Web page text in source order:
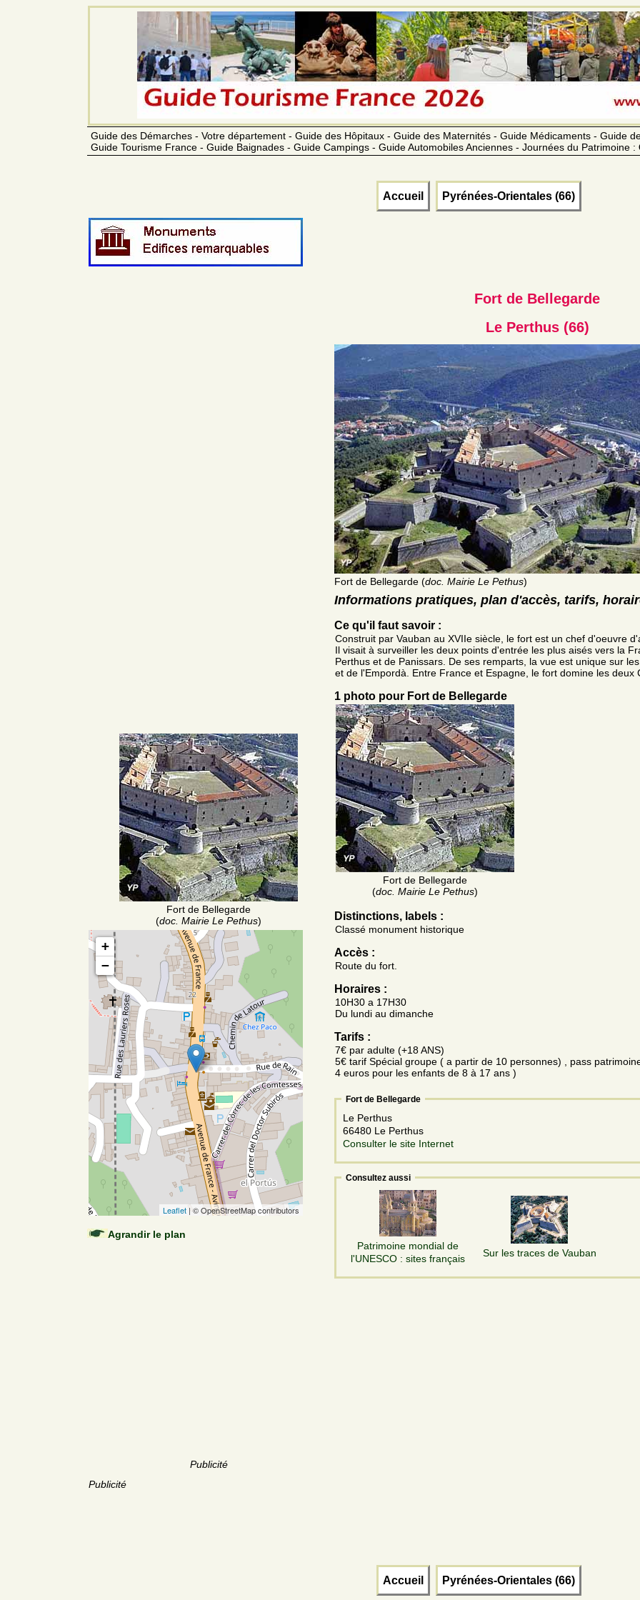
Guide des Démarches - Votre département - Guide des Hôpitaux - Guide des Maternités - Guide Médicaments - Guide
Guide Tourisme France - Guide Baignades - Guide Campings - Guide Automobiles Anciennes - Journées du Patrimoine :
Accueil Pyrénées-Orientales (66)
Fort de Bellegarde
(doc. Mairie Le Pethus)
+
−
Leaflet | © OpenStreetMap contributors
Agrandir le plan
Publicité
Fort de Bellegarde
Le Perthus (66)
Fort de Bellegarde (doc. Mairie Le Pethus)
Informations pratiques, plan d'accès, tarifs,
Ce qu'il faut savoir :
Construit par Vauban au XVIIe siècle, le fort est un chef d'oeuvre
Il visait à surveiller les deux points d'entrée les plus aisés vers la
Perthus et de Panissars. De ses remparts, la vue est unique sur
et de l'Empordà. Entre France et Espagne, le fort domine les deux
1 photo pour Fort de Bellegarde
Fort de Bellegarde
(doc. Mairie Le Pethus)
Distinctions, labels :
Classé monument historique
Accès :
Route du fort.
Horaires :
10H30 a 17H30
Du lundi au dimanche
Tarifs :
7€ par adulte (+18 ANS)
5€ tarif Spécial groupe ( a partir de 10 personnes) , pass
4 euros pour les enfants de 8 à 17 ans )
Fort de Bellegarde
Le Perthus
66480 Le Perthus
Consulter le site Internet
Consultez aussi
Patrimoine mondial de
l'UNESCO : sites français
Sur les traces de Vauban
Publicité
Accueil Pyrénées-Orientales (66)